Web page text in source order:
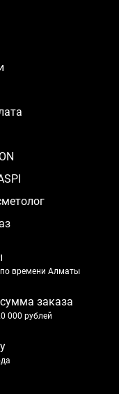
времени Алматы
заказа
000 рублей